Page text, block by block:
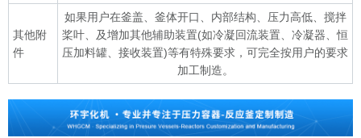
其他附
件
如果用户在釜盖、釜体开口、内部结构、压力高低、搅拌
桨叶、及增加其他辅助装置(如冷凝回流装置、冷凝器、恒
压加料罐、接收装置)等有特殊要求，可完全按用户的要求
加工制造。